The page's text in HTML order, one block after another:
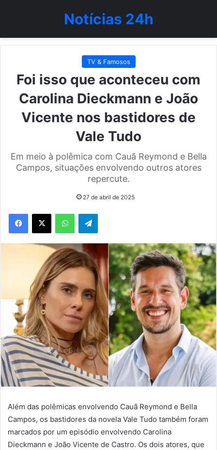
Notícias 24h
TV & Famosos
Foi isso que aconteceu com
Carolina Dieckmann e João
Vicente nos bastidores de
Vale Tudo
Em meio à polêmica com Cauã Reymond e Bella
Campos, situações envolvendo outros atores
repercute.
27 de abril de 2025
WhatsAppTelegram
Além das polêmicas envolvendo Cauã Reymond e Bella
Campos, os bastidores da novela Vale Tudo também foram
marcados por um episódio envolvendo Carolina
Dieckmann e João Vicente de Castro. Os dois atores, que